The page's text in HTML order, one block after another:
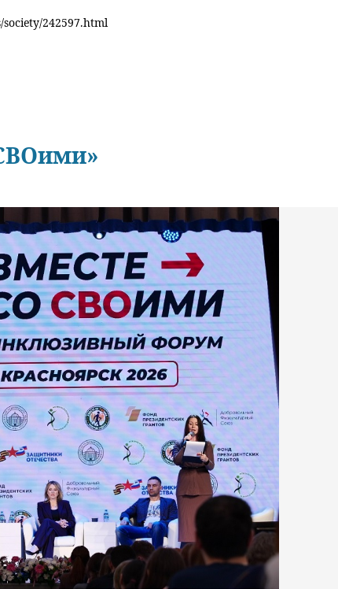
242597.html